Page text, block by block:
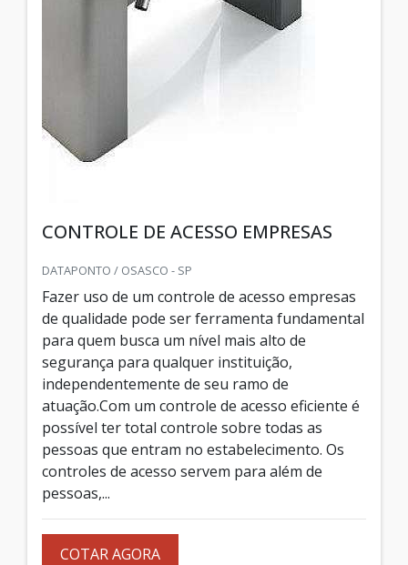
CONTROLE DE ACESSO EMPRESAS
DATAPONTO / OSASCO - SP
Fazer uso de um controle de acesso empresas
de qualidade pode ser ferramenta fundamental
para quem busca um nível mais alto de
segurança para qualquer instituição,
independentemente de seu ramo de
atuação.Com um controle de acesso eficiente é
possível ter total controle sobre todas as
pessoas que entram no estabelecimento. Os
controles de acesso servem para além de
pessoas,...
COTAR AGORA